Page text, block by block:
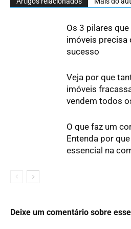
Os 3 pilares
imóveis precisa
sucesso
Veja por que
imóveis
vendem todos
O que faz um
Entenda por
essencial na
Deixe um comentário sobre